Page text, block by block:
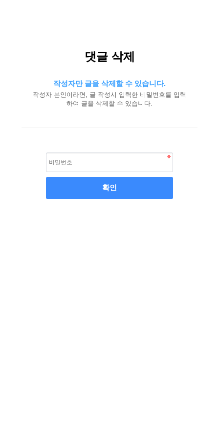
댓글 삭제
작성자만 글을 삭제할 수 있습니다.
작성자 본인이라면, 글 작성시 입력한 비밀번호를 입력
하여 글을 삭제할 수 있습니다.